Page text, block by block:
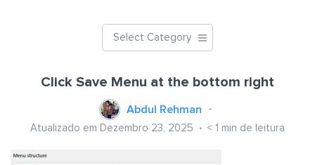
Select Category
Click Save Menu at the bottom right
Abdul Rehman
Atualizado em Dezembro 23, 2025 < 1 min de leitura